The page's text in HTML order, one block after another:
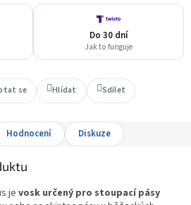
Do 30 dní
Jak to funguje
se Hlídat Sdílet
Hodnocení Diskuze
je vosk určený pro stoupací pásy